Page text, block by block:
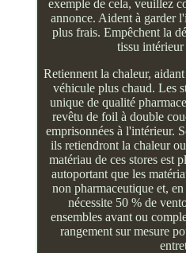
exemple de cela, veuillez
annonce. Aident à garder
plus frais. Empêchent la
tissu
Retiennent la chaleur,
véhicule plus chaud. Les
unique de qualité
revêtu de foil à double
emprisonnées à l'intérieur.
ils retiendront la chaleur
matériau de ces stores est
autoportant que les
non pharmaceutique et,
nécessite 50 % de
ensembles avant ou
rangement sur mesure